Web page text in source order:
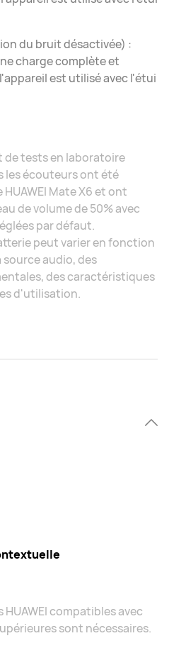
du bruit désactivée) :
charge complète et
est utilisé avec l'étui
de tests en laboratoire
les écouteurs ont été
Mate X6 et ont
de volume de 50% avec
par défaut.
peut varier en fonction
source audio, des
des caractéristiques
d'utilisation.
compatibles avec
sont nécessaires.